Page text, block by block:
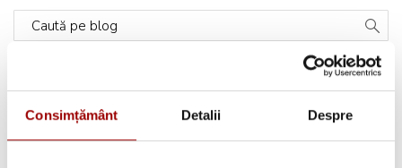
Consimțământ Detalii Despre
Caută pe blog
Categorii
Testimoniale(1493)